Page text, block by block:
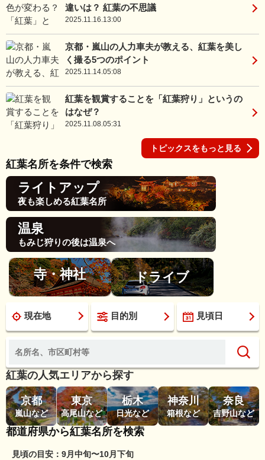
違いは？ 紅葉の不思議
2025.11.16.13:00
京都・嵐山の人力車夫が教える、紅葉を美し
く撮る5つのポイント
2025.11.14.05:08
紅葉を観賞することを「紅葉狩り」というの
はなぜ？
2025.11.08.05:31
トピックスをもっと見る
紅葉名所を条件で検索
ライトアップ
夜も楽しめる紅葉名所
温泉
もみじ狩りの後は温泉へ
寺・神社 ドライブ
現在地 目的別 見頃日
紅葉の人気エリアから探す
京都
嵐山など
東京
高尾山など
栃木
日光など
神奈川
箱根など
奈良
吉野山など
都道府県から紅葉名所を検索
見頃の目安：9月中旬〜10月下旬